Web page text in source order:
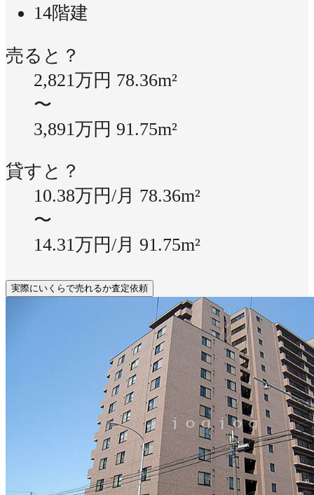
14階建
売ると？
2,821万円 78.36m²
〜
3,891万円 91.75m²
貸すと？
10.38万円/月 78.36m²
〜
14.31万円/月 91.75m²
実際にいくらで売れるか査定依頼